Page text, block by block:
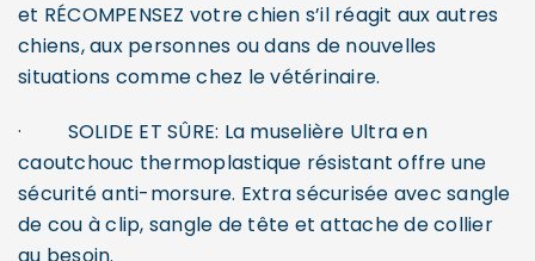
et RÉCOMPENSEZ votre chien s’il réagit aux autres
chiens, aux personnes ou dans de nouvelles
situations comme chez le vétérinaire.
· SOLIDE ET SÛRE: La muselière Ultra en
caoutchouc thermoplastique résistant offre une
sécurité anti-morsure. Extra sécurisée avec sangle
de cou à clip, sangle de tête et attache de collier